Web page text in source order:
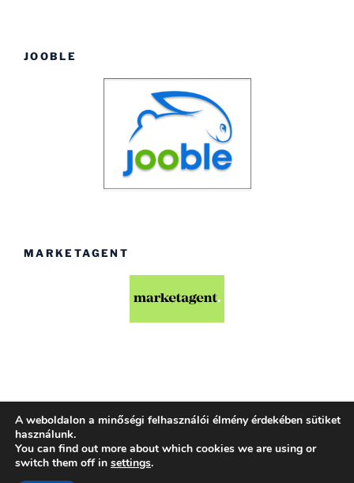
JOOBLE
MARKETAGENT
Köszönjük WordPress!
A weboldalon a minőségi felhasználói élmény érdekében sütiket
használunk.
You can find out more about which cookies we are using or
switch them off in settings.